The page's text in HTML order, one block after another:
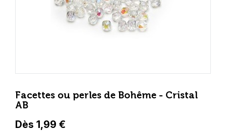
Facettes ou perles de Bohême - Cristal
AB
Dès 1,99 €